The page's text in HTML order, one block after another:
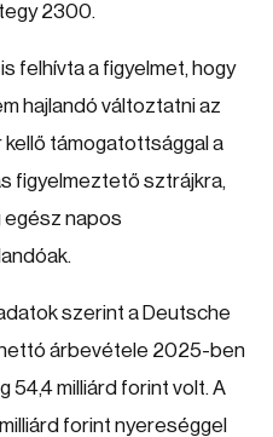
2300.
felhívta a figyelmet, hogy
hajlandó változtatni az
támogatottsággal a
figyelmeztető sztrájkra,
napos
szerint a Deutsche
nettó árbevétele 2025-ben
54,4 milliárd forint volt. A
forint nyereséggel